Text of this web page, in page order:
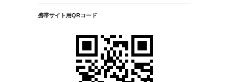
携帯サイト用QRコード